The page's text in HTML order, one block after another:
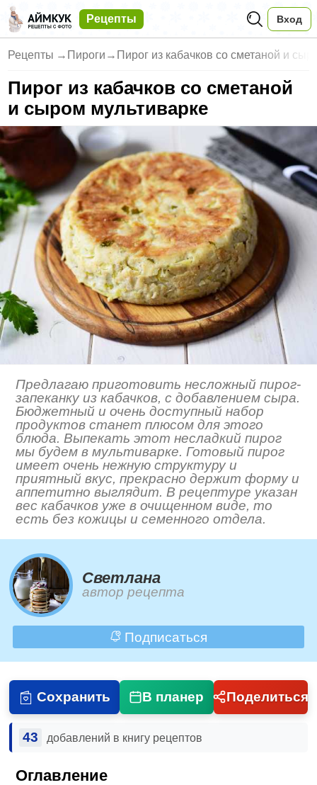
Рецепты Вход
Рецепты → Пироги → Пирог из кабачков со сметаной и
Пирог из кабачков со сметаной
и сыром мультиварке
Предлагаю приготовить несложный пирог-
запеканку из кабачков, с добавлением сыра.
Бюджетный и очень доступный набор
продуктов станет плюсом для этого
блюда. Выпекать этот несладкий пирог
мы будем в мультиварке. Готовый пирог
имеет очень нежную структуру и
приятный вкус, прекрасно держит форму и
аппетитно выглядит. В рецептуре указан
вес кабачков уже в очищенном виде, то
есть без кожицы и семенного отдела.
Светлана
автор рецепта
Подписаться
Сохранить В планер Поделиться
43 добавлений в книгу рецептов
Оглавление